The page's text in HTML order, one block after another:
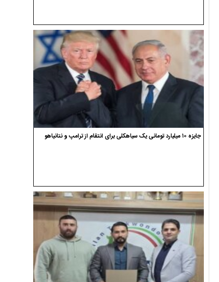
جایزه ۱۰ میلیارد تومانی یک سیاهکلی برای انتقام از ترامپ و نتانیاهو